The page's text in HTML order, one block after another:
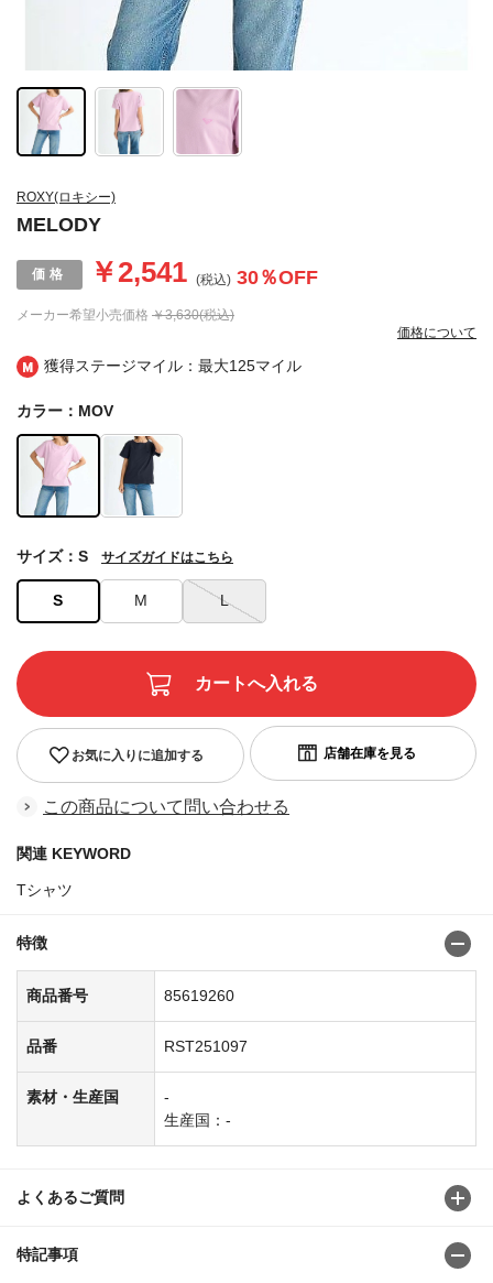
獲得ステージマイル：最大125マイル
ROXY(ロキシー)
MELODY
メーカー希望小売価格 ￥3,630(税込)
￥2,541 (税込) 30％OFF
価格について
カラー：MOV
S M L
サイズ：S サイズガイドはこちら
お気に入りに追加する
この商品について問い合わせる
関連 KEYWORD
Tシャツ
特徴
商品番号 85619260
品番 RST251097
素材・生産国
-
生産国：-
よくあるご質問
特記事項